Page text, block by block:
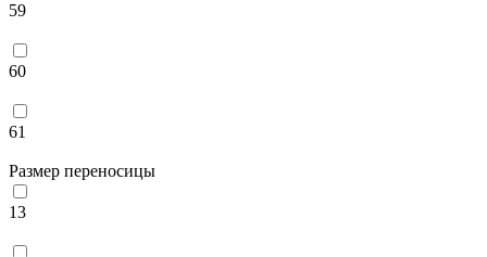
59
60
61
Размер переносицы
13